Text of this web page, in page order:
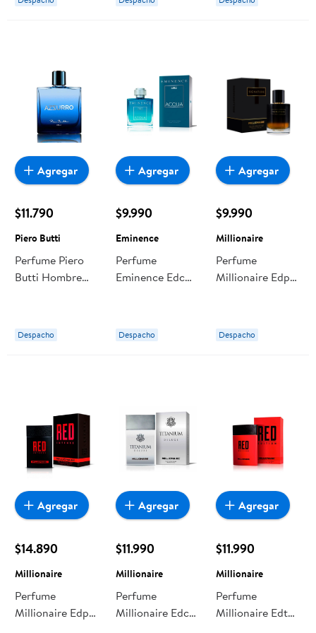
$11.790
Piero Butti
Perfume Piero
Butti Hombre
Despacho
Agregar
$9.990
Eminence
Perfume
Eminence Edc
Despacho
Agregar
$9.990
Millionaire
Perfume
Millionaire Edp
Despacho
Agregar
$14.890
Millionaire
Perfume
Millionaire Edp
Agregar
$11.990
Millionaire
Perfume
Millionaire Edc
Agregar
$11.990
Millionaire
Perfume
Millionaire Edt
Agregar